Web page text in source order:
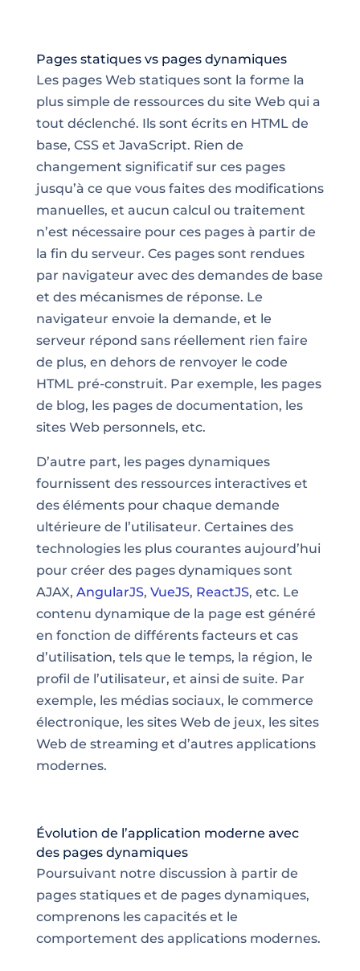
Pages statiques vs pages dynamiques
Les pages Web statiques sont la forme la
plus simple de ressources du site Web qui a
tout déclenché. Ils sont écrits en HTML de
base, CSS et JavaScript. Rien de
changement significatif sur ces pages
jusqu’à ce que vous faites des modifications
manuelles, et aucun calcul ou traitement
n’est nécessaire pour ces pages à partir de
la fin du serveur. Ces pages sont rendues
par navigateur avec des demandes de base
et des mécanismes de réponse. Le
navigateur envoie la demande, et le
serveur répond sans réellement rien faire
de plus, en dehors de renvoyer le code
HTML pré-construit. Par exemple, les pages
de blog, les pages de documentation, les
sites Web personnels, etc.
D’autre part, les pages dynamiques
fournissent des ressources interactives et
des éléments pour chaque demande
ultérieure de l’utilisateur. Certaines des
technologies les plus courantes aujourd’hui
pour créer des pages dynamiques sont
AJAX, AngularJS, VueJS, ReactJS, etc. Le
contenu dynamique de la page est généré
en fonction de différents facteurs et cas
d’utilisation, tels que le temps, la région, le
profil de l’utilisateur, et ainsi de suite. Par
exemple, les médias sociaux, le commerce
électronique, les sites Web de jeux, les sites
Web de streaming et d’autres applications
modernes.
Évolution de l’application moderne avec
des pages dynamiques
Poursuivant notre discussion à partir de
pages statiques et de pages dynamiques,
comprenons les capacités et le
comportement des applications modernes.